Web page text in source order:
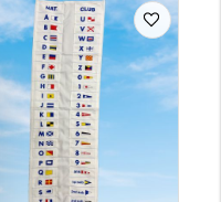
Voeg
toe
aan
verlanglijst